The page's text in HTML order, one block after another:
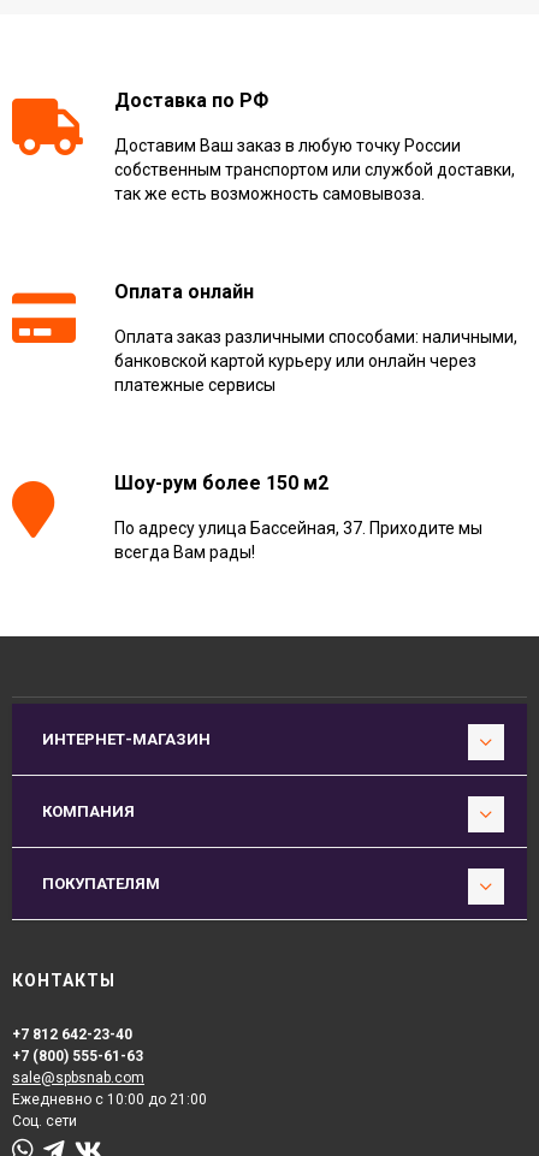
Доставка по РФ
Доставим Ваш заказ в любую точку России
собственным транспортом или службой доставки,
так же есть возможность самовывоза.
Оплата онлайн
Оплата заказ различными способами: наличными,
банковской картой курьеру или онлайн через
платежные сервисы
Шоу-рум более 150 м2
По адресу улица Бассейная, 37. Приходите мы
всегда Вам рады!
ИНТЕРНЕТ-МАГАЗИН
КОМПАНИЯ
ПОКУПАТЕЛЯМ
КОНТАКТЫ
+7 812 642-23-40
+7 (800) 555-61-63
sale@spbsnab.com
Ежедневно с 10:00 до 21:00
Соц. сети